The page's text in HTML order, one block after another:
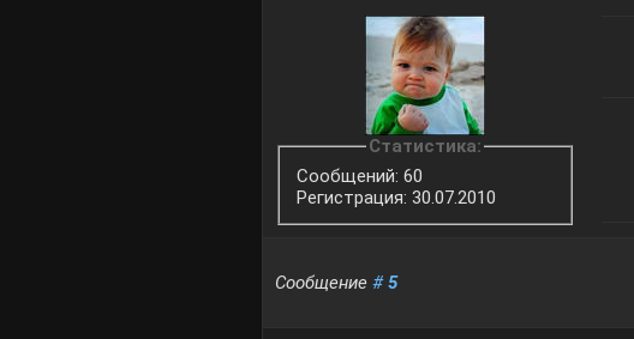
Статистика:
Сообщений: 60
Регистрация: 30.07.2010
Сообщение#5